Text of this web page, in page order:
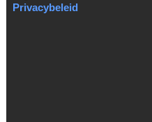
Privacybeleid